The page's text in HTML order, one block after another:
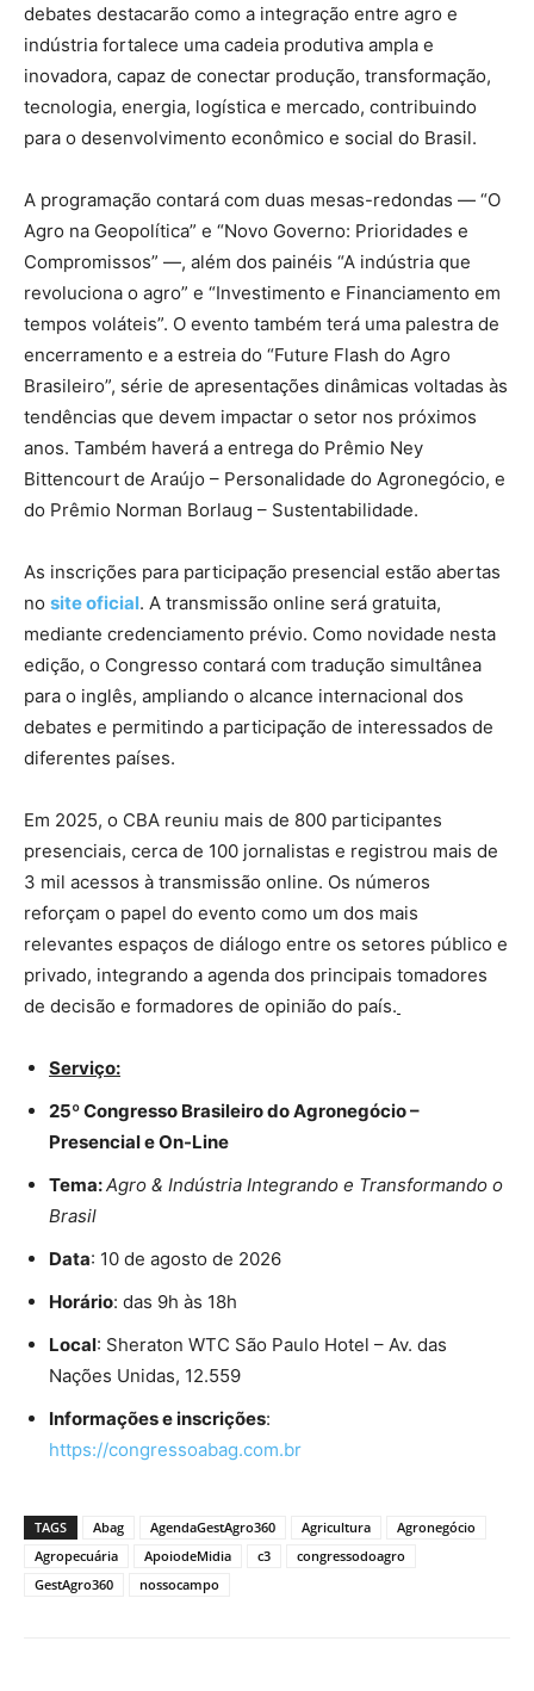
debates destacarão como a integração entre agro e
indústria fortalece uma cadeia produtiva ampla e
inovadora, capaz de conectar produção, transformação,
tecnologia, energia, logística e mercado, contribuindo
para o desenvolvimento econômico e social do Brasil.
A programação contará com duas mesas-redondas — “O
Agro na Geopolítica” e “Novo Governo: Prioridades e
Compromissos” —, além dos painéis “A indústria que
revoluciona o agro” e “Investimento e Financiamento em
tempos voláteis”. O evento também terá uma palestra de
encerramento e a estreia do “Future Flash do Agro
Brasileiro”, série de apresentações dinâmicas voltadas às
tendências que devem impactar o setor nos próximos
anos. Também haverá a entrega do Prêmio Ney
Bittencourt de Araújo – Personalidade do Agronegócio, e
do Prêmio Norman Borlaug – Sustentabilidade.
As inscrições para participação presencial estão abertas
no site oficial. A transmissão online será gratuita,
mediante credenciamento prévio. Como novidade nesta
edição, o Congresso contará com tradução simultânea
para o inglês, ampliando o alcance internacional dos
debates e permitindo a participação de interessados de
diferentes países.
Em 2025, o CBA reuniu mais de 800 participantes
presenciais, cerca de 100 jornalistas e registrou mais de
3 mil acessos à transmissão online. Os números
reforçam o papel do evento como um dos mais
relevantes espaços de diálogo entre os setores público e
privado, integrando a agenda dos principais tomadores
de decisão e formadores de opinião do país.
Serviço:
25º Congresso Brasileiro do Agronegócio –
Presencial e On-Line
Tema:Agro & Indústria Integrando e Transformando o
Brasil
Data: 10 de agosto de 2026
Horário: das 9h às 18h
Local: Sheraton WTC São Paulo Hotel – Av. das
Nações Unidas, 12.559
Informações e inscrições:
https://congressoabag.com.br
TAGS Abag AgendaGestAgro360 Agricultura
Agronegócio
Agropecuária
ApoiodeMidia c3
congressodoagro
GestAgro360
nossocampo